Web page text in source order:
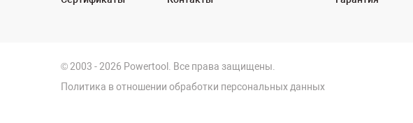
© 2003 - 2026 Powertool. Все права защищены.
Политика в отношении обработки персональных данных